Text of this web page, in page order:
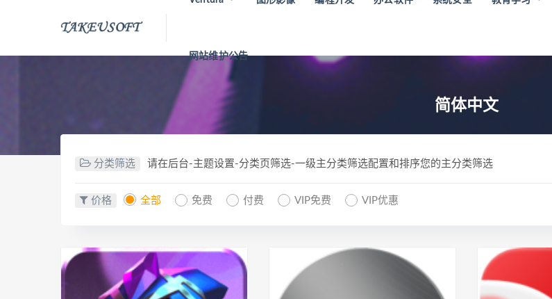
网站维护公告
简体中文
分类筛选 请在后台-主题设置-分类页筛选-一级主分类筛选配置和排序您的主分类筛选
价格 全部 免费 付费 VIP免费 VIP优惠